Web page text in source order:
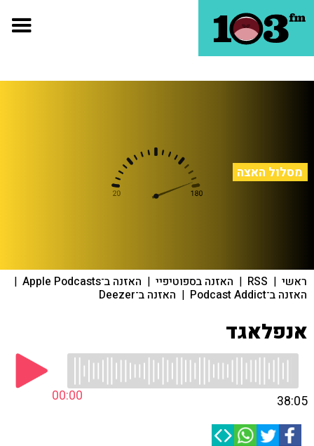
מסלול האצה
ראשי |
RSS
| האזנה בספוטיפיי | האזנה ב־Apple Podcasts |
האזנה ב־Podcast Addict | האזנה ב־Deezer
אנפלאגד
00:00 38:05